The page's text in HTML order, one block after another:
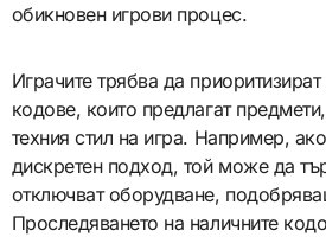
обикновен игрови процес.
Играчите трябва да
кодове, които предлагат
техния стил на игра. Например,
дискретен подход, той може да
отключват оборудване,
Проследяването на наличните